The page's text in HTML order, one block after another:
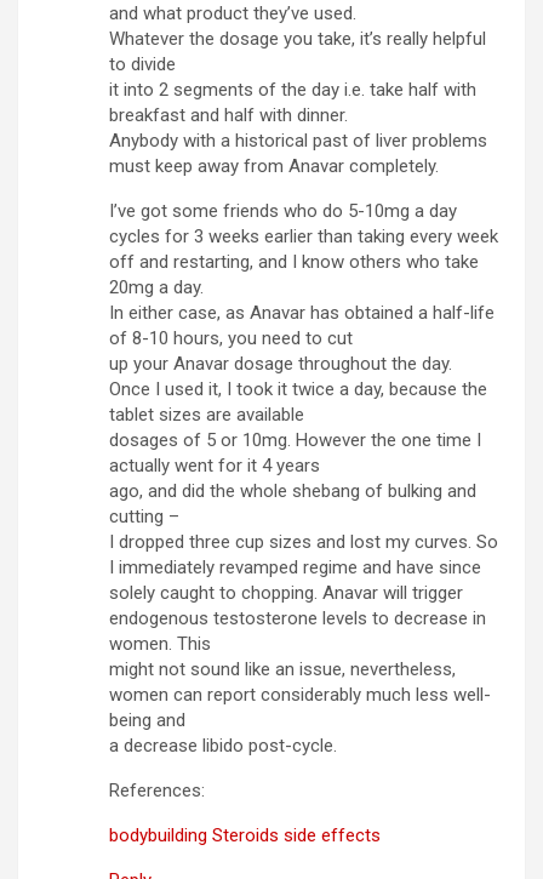
and what product they’ve used.
Whatever the dosage you take, it’s really helpful
to divide
it into 2 segments of the day i.e. take half with
breakfast and half with dinner.
Anybody with a historical past of liver problems
must keep away from Anavar completely.
I’ve got some friends who do 5-10mg a day
cycles for 3 weeks earlier than taking every week
off and restarting, and I know others who take
20mg a day.
In either case, as Anavar has obtained a half-life
of 8-10 hours, you need to cut
up your Anavar dosage throughout the day.
Once I used it, I took it twice a day, because the
tablet sizes are available
dosages of 5 or 10mg. However the one time I
actually went for it 4 years
ago, and did the whole shebang of bulking and
cutting –
I dropped three cup sizes and lost my curves. So
I immediately revamped regime and have since
solely caught to chopping. Anavar will trigger
endogenous testosterone levels to decrease in
women. This
might not sound like an issue, nevertheless,
women can report considerably much less well-
being and
a decrease libido post-cycle.
References:
bodybuilding Steroids side effects